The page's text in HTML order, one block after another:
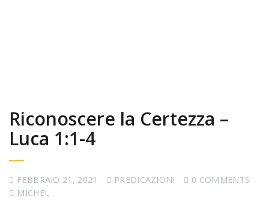
Riconoscere la Certezza –
Luca 1:1-4
FEBBRAIO 21, 2021 PREDICAZIONI
0 COMMENTS
MICHEL